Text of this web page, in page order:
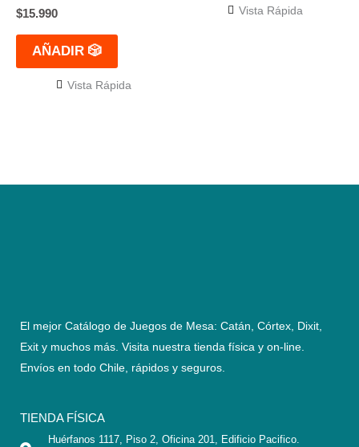
$15.990
AÑADIR 🎲
Vista Rápida
Vista Rápida
El mejor Catálogo de Juegos de Mesa: Catán, Córtex, Dixit,
Exit y muchos más. Visita nuestra tienda física y on-line.
Envíos en todo Chile, rápidos y seguros.
TIENDA FÍSICA
Huérfanos 1117, Piso 2, Oficina 201, Edificio Pacifico.